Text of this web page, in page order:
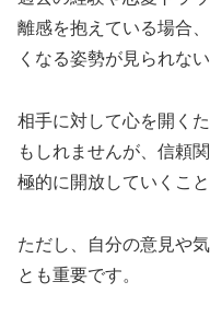
離感を抱えている場合
くなる姿勢が見られな
相手に対して心を開く
もしれませんが、信頼
極的に開放していくこと
ただし、自分の意見や
とも重要です。